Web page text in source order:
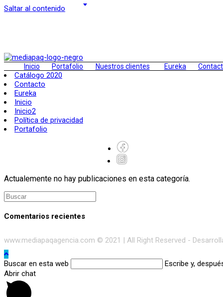
Saltar al contenido
Inicio Portafolio Nuestros clientes Eureka
Catálogo 2020
Contacto
Eureka
Inicio
Inicio2
Política de privacidad
Portafolio
Actualemente no hay publicaciones en esta categoría.
Comentarios recientes
www.mediapaqagencia.com © 2021 | All Right Reserved -
Buscar en esta web
Escribe y,
Abrir chat